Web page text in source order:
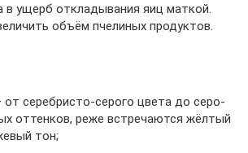
в ущерб откладывания яиц маткой.
объём пчелиных продуктов.
от серебристо-серого цвета до серо-
оттенков, реже встречаются жёлтый
тон;